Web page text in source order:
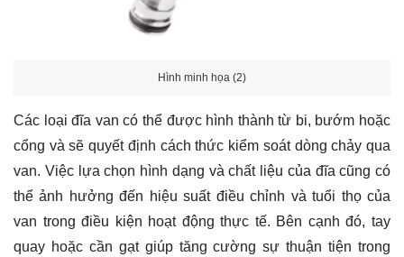
Hình minh họa (2)
Các loại đĩa van có thể được hình thành từ bi, bướm hoặc
cổng và sẽ quyết định cách thức kiểm soát dòng chảy qua
van. Việc lựa chọn hình dạng và chất liệu của đĩa cũng có
thể ảnh hưởng đến hiệu suất điều chỉnh và tuổi thọ của
van trong điều kiện hoạt động thực tế. Bên cạnh đó, tay
quay hoặc cần gạt giúp tăng cường sự thuận tiện trong